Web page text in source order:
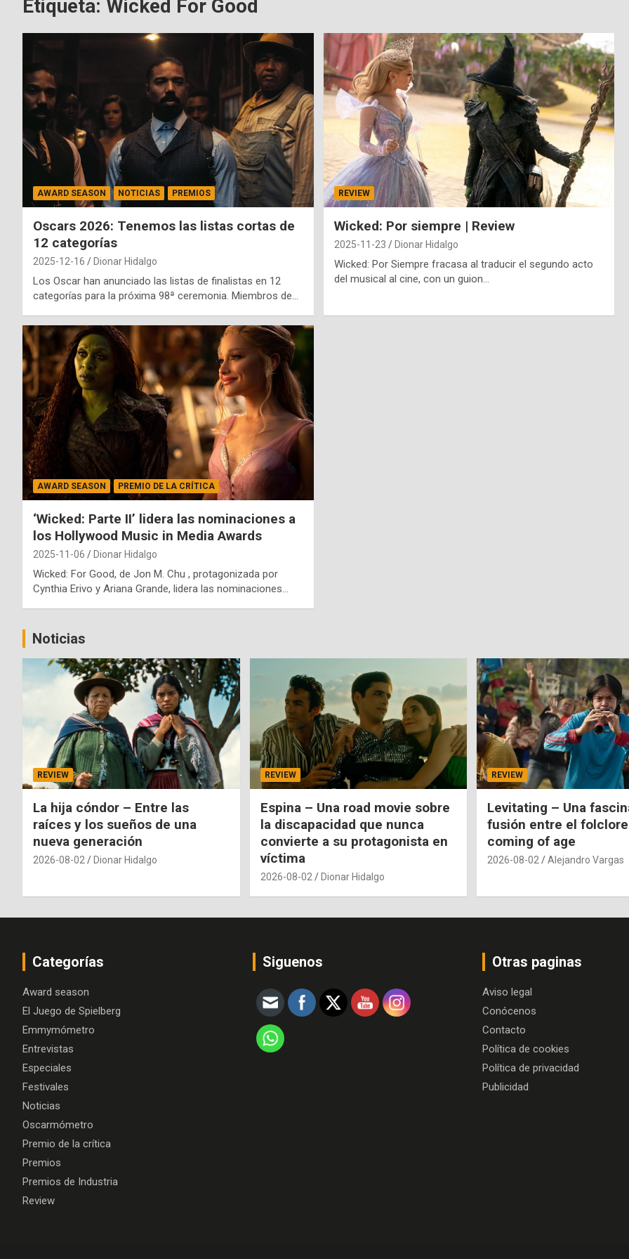
Etiqueta: Wicked For Good
AWARD SEASON NOTICIAS PREMIOS
Oscars 2026: Tenemos las listas cortas de
12 categorías
2025-12-16 Dionar Hidalgo
Los Oscar han anunciado las listas de finalistas en 12
categorías para la próxima 98ª ceremonia. Miembros de…
REVIEW
Wicked: Por siempre | Review
2025-11-23 Dionar Hidalgo
Wicked: Por Siempre fracasa al traducir el segundo acto
del musical al cine, con un guion…
AWARD SEASON PREMIO DE LA CRÍTICA
‘Wicked: Parte II’ lidera las nominaciones a
los Hollywood Music in Media Awards
2025-11-06 Dionar Hidalgo
Wicked: For Good, de Jon M. Chu , protagonizada por
Cynthia Erivo y Ariana Grande, lidera las nominaciones…
Noticias
REVIEW
La hija cóndor – Entre las
raíces y los sueños de una
nueva generación
2026-08-02 Dionar Hidalgo
REVIEW
Espina – Una road movie sobre
la discapacidad que nunca
convierte a su protagonista en
víctima
2026-08-02 Dionar Hidalgo
REVIEW
Levitating – Una
fusión entre el
coming of age
2026-08-02 Alejandro Vargas
Categorías
Award season
El Juego de Spielberg
Emmymómetro
Entrevistas
Especiales
Festivales
Noticias
Oscarmómetro
Premio de la crítica
Premios
Premios de Industria
Review
Siguenos Otras paginas
Aviso legal
Conócenos
Contacto
Política de cookies
Política de privacidad
Publicidad